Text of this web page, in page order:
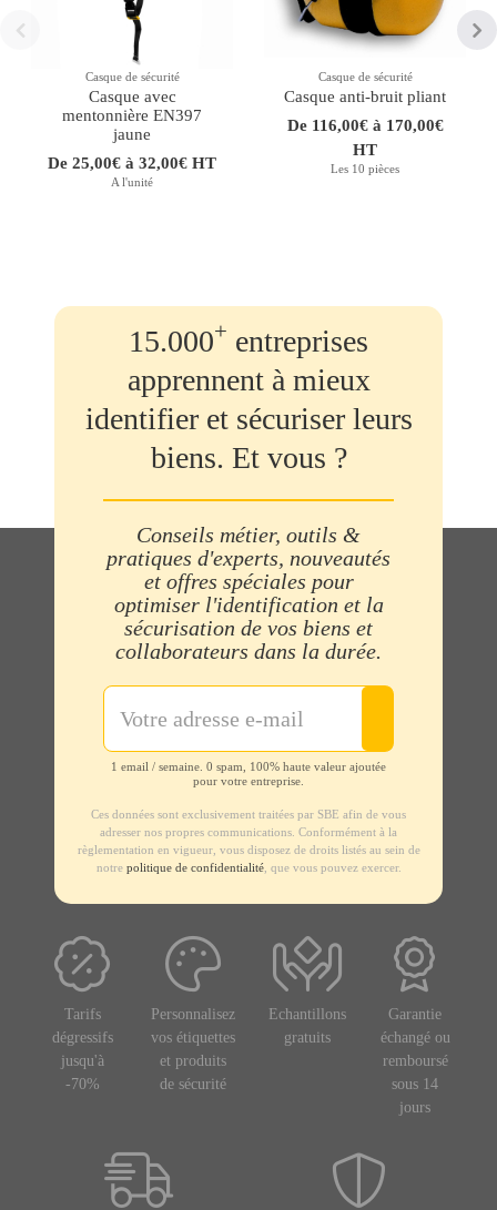
Casque de sécurité
Casque avec
mentonnière EN397
jaune
De 25,00€ à 32,00€ HT
A l'unité
Casque de sécurité
Casque anti-bruit pliant
De 116,00€ à 170,00€
HT
Les 10 pièces
15.000+ entreprises
apprennent à mieux
identifier et sécuriser leurs
biens. Et vous ?
Conseils métier, outils &
pratiques d'experts, nouveautés
et offres spéciales pour
optimiser l'identification et la
sécurisation de vos biens et
collaborateurs dans la durée.
1 email / semaine. 0 spam, 100% haute valeur ajoutée
pour votre entreprise.
Ces données sont exclusivement traitées par SBE afin de vous
adresser nos propres communications. Conformément à la
règlementation en vigueur, vous disposez de droits listés au sein de
notre politique de confidentialité, que vous pouvez exercer.
Tarifs
dégressifs
jusqu'à
-70%
Personnalisez
vos étiquettes
et produits
de sécurité
Echantillons
gratuits
Garantie
échangé ou
remboursé
sous 14
jours